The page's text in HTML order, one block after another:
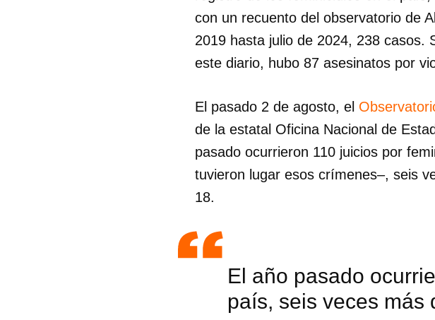
Para poder guardar como
cuenta de 14ymedio.
con un recuento del observatorio de
2019 hasta julio de 2024, 238 casos.
este diario, hubo 87 asesinatos por
El pasado 2 de agosto, el
de la estatal Oficina Nacional de
pasado ocurrieron 110 juicios por
tuvieron lugar esos crímenes–, seis
18.
El año pasado
país, seis veces más